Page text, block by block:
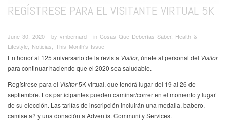
REGÍSTRESE PARA EL VISITANTE VIRTUAL 5K
June 30, 2020 ∙ by vmbernard ∙ in Cosas Que Deberías Saber, Health &
Lifestyle, Noticias, This Month's Issue
En honor al 125 aniversario de la revista Visitor, únete al personal del Visitor
para continuar haciendo que el 2020 sea saludable.
Regístrese para el Visitor5K virtual, que tendrá lugar del 19 al 26 de
septiembre. Los participantes pueden caminar/correr en el momento y lugar
de su elección. Las tarifas de inscripción incluirán una medalla, babero,
camiseta? y una donación a Adventist Community Services.